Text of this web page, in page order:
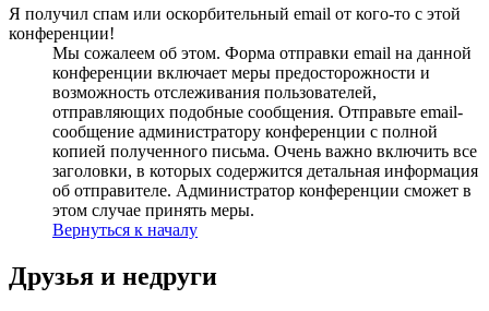
Я получил спам или оскорбительный email от кого-то с этой
конференции!
Мы сожалеем об этом. Форма отправки email на данной
конференции включает меры предосторожности и
возможность отслеживания пользователей,
отправляющих подобные сообщения. Отправьте email-
сообщение администратору конференции с полной
копией полученного письма. Очень важно включить все
заголовки, в которых содержится детальная информация
об отправителе. Администратор конференции сможет в
этом случае принять меры.
Вернуться к началу
Друзья и недруги